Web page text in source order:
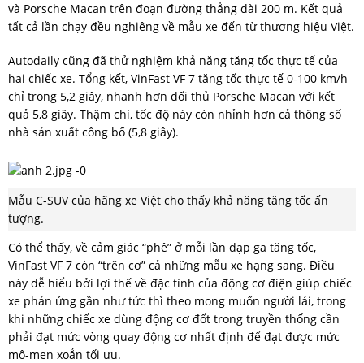
và Porsche Macan trên đoạn đường thẳng dài 200 m. Kết quả
tất cả lần chạy đều nghiêng về mẫu xe đến từ thương hiệu Việt.
Autodaily cũng đã thử nghiệm khả năng tăng tốc thực tế của
hai chiếc xe. Tổng kết, VinFast VF 7 tăng tốc thực tế 0-100 km/h
chỉ trong 5,2 giây, nhanh hơn đối thủ Porsche Macan với kết
quả 5,8 giây. Thậm chí, tốc độ này còn nhỉnh hơn cả thông số
nhà sản xuất công bố (5,8 giây).
Mẫu C-SUV của hãng xe Việt cho thấy khả năng tăng tốc ấn
tượng.
Có thể thấy, về cảm giác “phê” ở mỗi lần đạp ga tăng tốc,
VinFast VF 7 còn “trên cơ” cả những mẫu xe hạng sang. Điều
này dễ hiểu bởi lợi thế về đặc tính của động cơ điện giúp chiếc
xe phản ứng gần như tức thì theo mong muốn người lái, trong
khi những chiếc xe dùng động cơ đốt trong truyền thống cần
phải đạt mức vòng quay động cơ nhất định để đạt được mức
mô-men xoắn tối ưu.